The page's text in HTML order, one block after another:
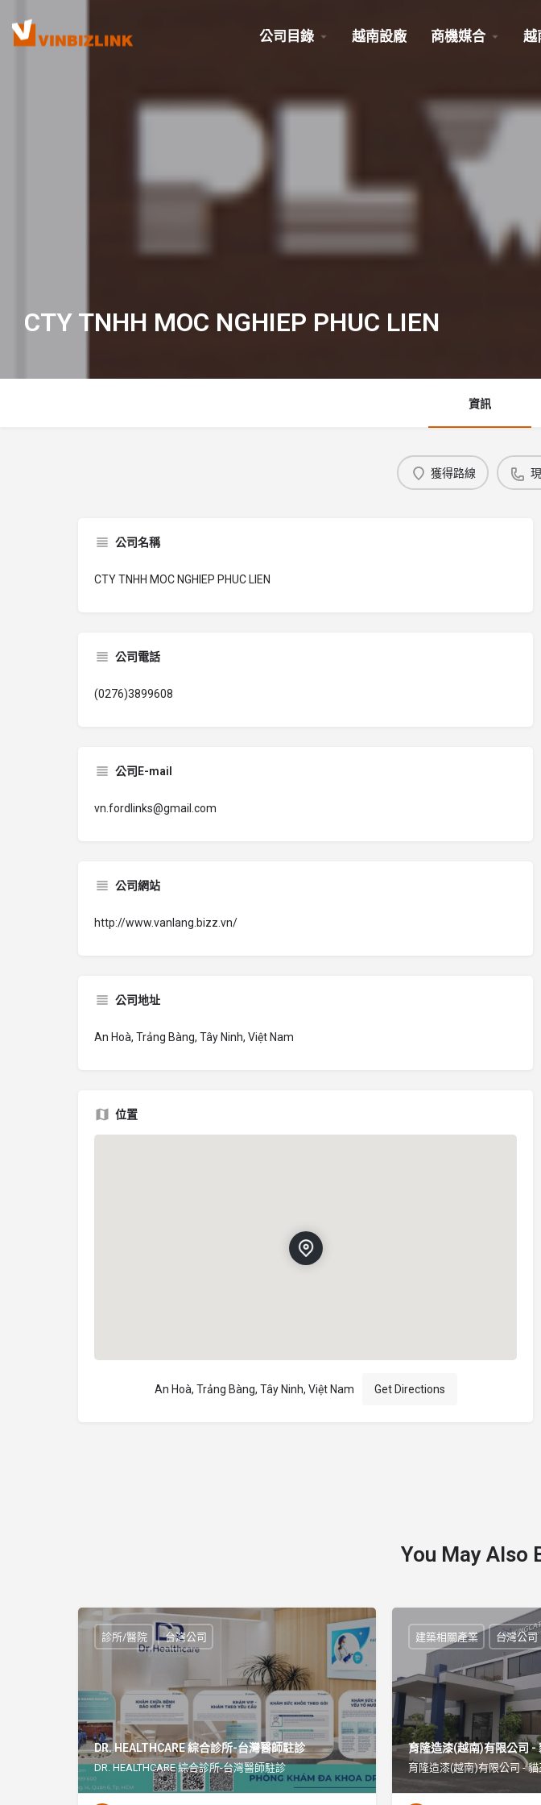
公司目錄 越南設廠 商機媒合 越
CTY TNHH MOC NGHIEP PHUC LIEN
資訊
獲得路線
公司名稱
CTY TNHH MOC NGHIEP PHUC LIEN
公司電話
(0276)3899608
公司E-mail
vn.fordlinks@gmail.com
公司網站
http://www.vanlang.bizz.vn/
公司地址
An Hoà, Trảng Bàng, Tây Ninh, Việt Nam
位置
An Hoà, Trảng Bàng, Tây Ninh, Việt Nam Get Directions
You May Also
DR. HEALTHCARE 綜合診所-台灣醫師駐診
DR. HEALTHCARE 綜合診所-台灣醫師駐診
診所/醫院 台灣公司
育隆造漆(越南)有限公司 -
育隆造漆(越南)有限公司 -
建築相關產業 台灣公司